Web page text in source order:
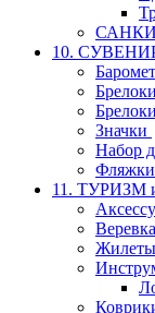
10.
Брелоки
Значки
Набор
11.
Веревка
Жилеты